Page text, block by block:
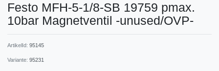
Festo MFH-5-1/8-SB 19759 pmax.
10bar Magnetventil -unused/OVP-
ArtikelId: 95145
Variante: 95231